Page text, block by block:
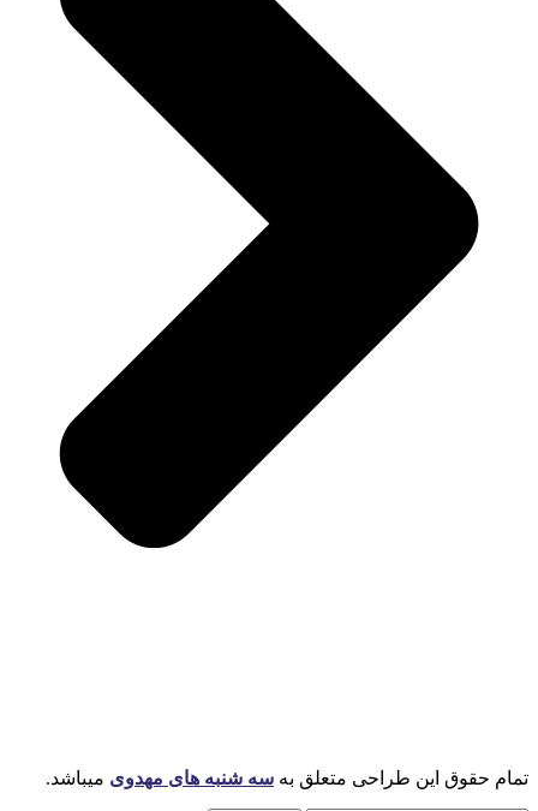
تمام حقوق این طراحی متعلق به سه شنبه های مهدوی میباشد.